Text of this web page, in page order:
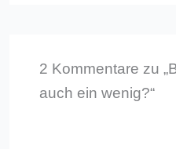
2 Kommentare zu
auch ein wenig?“